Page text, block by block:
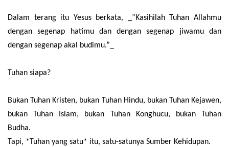
Dalam terang itu Yesus berkata, _”Kasihilah Tuhan Allahmu
dengan segenap hatimu dan dengan segenap jiwamu dan
dengan segenap akal budimu.”_
Tuhan siapa?
Bukan Tuhan Kristen, bukan Tuhan Hindu, bukan Tuhan Kejawen,
bukan Tuhan Islam, bukan Tuhan Konghucu, bukan Tuhan
Budha.
Tapi, *Tuhan yang satu* itu, satu-satunya Sumber Kehidupan.